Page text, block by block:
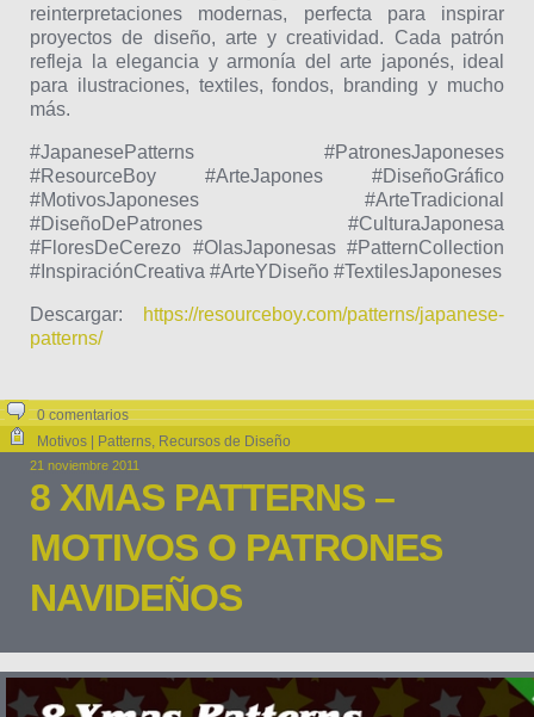
reinterpretaciones modernas, perfecta para inspirar
proyectos de diseño, arte y creatividad. Cada patrón
refleja la elegancia y armonía del arte japonés, ideal
para ilustraciones, textiles, fondos, branding y mucho
más.
#JapanesePatterns #PatronesJaponeses
#ResourceBoy #ArteJapones #DiseñoGráfico
#MotivosJaponeses #ArteTradicional
#DiseñoDePatrones #CulturaJaponesa
#FloresDeCerezo #OlasJaponesas #PatternCollection
#InspiraciónCreativa #ArteYDiseño #TextilesJaponeses
Descargar:
https://resourceboy.com/patterns/japanese-
patterns/
0 comentarios
Motivos | Patterns, Recursos de Diseño
21 noviembre 2011
8 XMAS PATTERNS –
MOTIVOS O PATRONES
NAVIDEÑOS